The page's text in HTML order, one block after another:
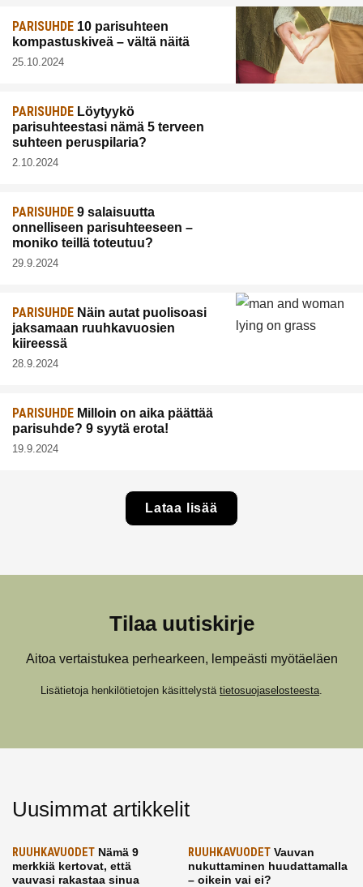
PARISUHDE 10 parisuhteen
kompastuskiveä – vältä näitä
25.10.2024
PARISUHDE Löytyykö
parisuhteestasi nämä 5 terveen
suhteen peruspilaria?
2.10.2024
PARISUHDE 9 salaisuutta
onnelliseen parisuhteeseen –
moniko teillä toteutuu?
29.9.2024
PARISUHDE Näin autat puolisoasi
jaksamaan ruuhkavuosien
kiireessä
28.9.2024
PARISUHDE Milloin on aika päättää
parisuhde? 9 syytä erota!
19.9.2024
Lataa lisää
Tilaa uutiskirje
Aitoa vertaistukea perhearkeen, lempeästi myötäeläen
Lisätietoja henkilötietojen käsittelystä tietosuojaselosteesta
Uusimmat artikkelit
RUUHKAVUODET Nämä 9
merkkiä kertovat, että
vauvasi rakastaa sinua
RUUHKAVUODETVauvan
nukuttaminen huudattamalla
– oikein vai ei?